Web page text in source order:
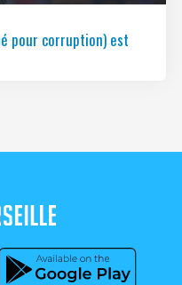
pour corruption) est